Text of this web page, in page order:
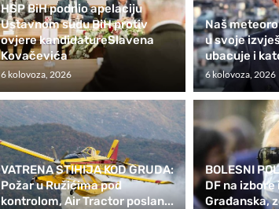
HSP BiH podnio apelaciju
Ustavnom sudu BiH protiv
ovjere kandidatureSlavena
Kovačevića
6 kolovoza, 2026
Naš
u svoje
ubacuje i
6 kolovoza, 2026
VATRENA STIHIJA KOD GRUDA:
Požar u Ružićima pod
kontrolom, Air Tractor poslan...
BOLESNI
DF na
Građanska,